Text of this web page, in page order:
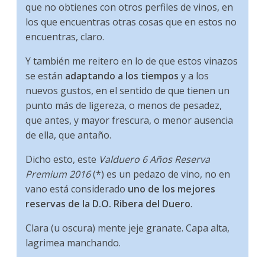
que no obtienes con otros perfiles de vinos, en
los que encuentras otras cosas que en estos no
encuentras, claro.
Y también me reitero en lo de que estos vinazos
se están adaptando a los tiempos y a los
nuevos gustos, en el sentido de que tienen un
punto más de ligereza, o menos de pesadez,
que antes, y mayor frescura, o menor ausencia
de ella, que antaño.
Dicho esto, este Valduero 6 Años Reserva
Premium 2016(*) es un pedazo de vino, no en
vano está considerado uno de los mejores
reservas de la D.O. Ribera del Duero.
Clara (u oscura) mente jeje granate. Capa alta,
lagrimea manchando.